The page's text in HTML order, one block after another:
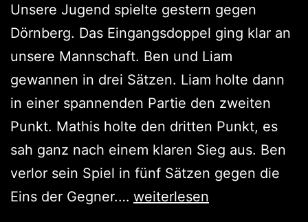
Unsere Jugend spielte gestern gegen
Dörnberg. Das Eingangsdoppel ging klar an
unsere Mannschaft. Ben und Liam
gewannen in drei Sätzen. Liam holte dann
in einer spannenden Partie den zweiten
Punkt. Mathis holte den dritten Punkt, es
sah ganz nach einem klaren Sieg aus. Ben
verlor sein Spiel in fünf Sätzen gegen die
Eins der Gegner.… Unentschieden,
weiterlesen